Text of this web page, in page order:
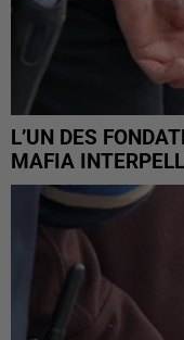
L’UN DES
MAFIA